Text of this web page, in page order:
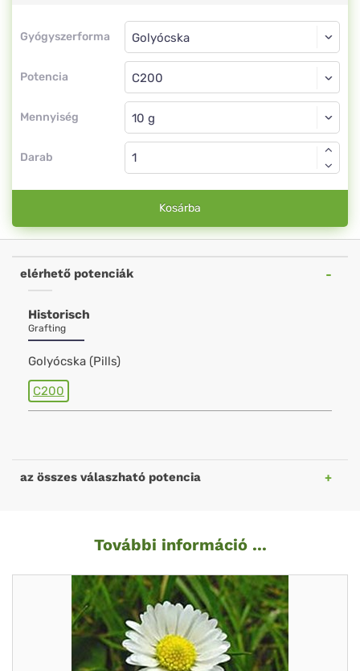
Gyógyszerforma
Gyógyszerforma
Potencia
Golyócska
C200
Mennyiség
Golyócska
Darab
Kosárba
elérhető potenciák
Historisch
Grafting
Golyócska (Pills)
C200
az összes válaszható potencia
További információ ...